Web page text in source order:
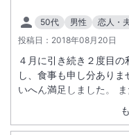
50代 男性
恋人・
投稿日： 2018年08月20日
４月に引き続き２度目
し、食事も申し分あり
いへん満足しました。